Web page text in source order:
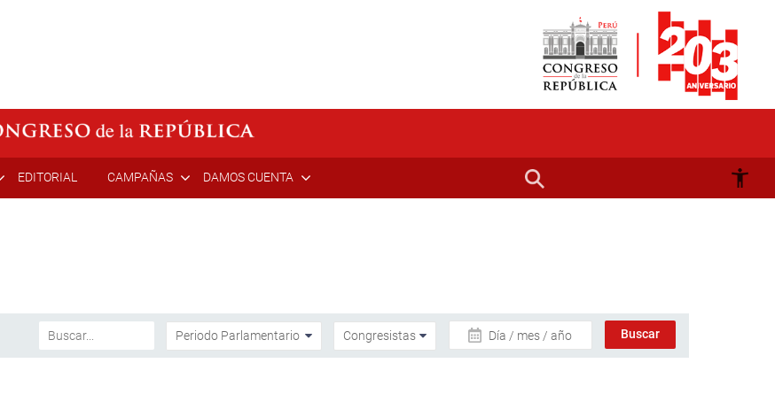
EDITORIAL CAMPAÑAS DAMOS CUENTA
Día / mes / año